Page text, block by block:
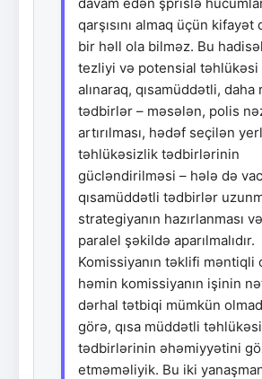
qarşısını almaq üçün
bir həll ola bilməz. Bu
tezliyi və potensial təhlükəsi
alınaraq, qısamüddətli, daha
tədbirlər – məsələn, polis
artırılması, hədəf seçilən
təhlükəsizlik tədbirlərinin
gücləndirilməsi – hələ də
qısamüddətli tədbirlər
strategiyanın hazırlanması
paralel şəkildə aparılmalıdır.
Komissiyanın təklifi məntiqli
həmin komissiyanın işinin
dərhal tətbiqi mümkün
görə, qısa müddətli
tədbirlərinin əhəmiyyətini
etməməliyik. Bu iki